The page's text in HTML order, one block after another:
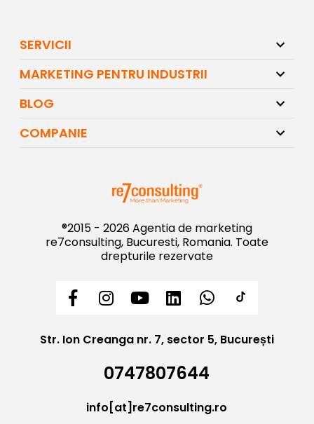
SERVICII
MARKETING PENTRU INDUSTRII
BLOG
COMPANIE
®2015 - 2026 Agentia de marketing
re7consulting, Bucuresti, Romania. Toate
drepturile rezervate
Str. Ion Creanga nr. 7, sector 5, București
0747807644
info[at]re7consulting.ro